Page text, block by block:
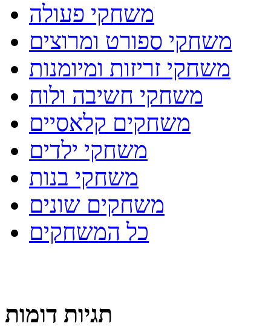
משחקי פעולה
משחקי ספורט ומרוצים
משחקי זריזות ומיומנות
משחקי חשיבה ולוח
משחקים קלאסיים
משחקי ילדים
משחקי בנות
משחקים שונים
כל המשחקים
תגיות דומות